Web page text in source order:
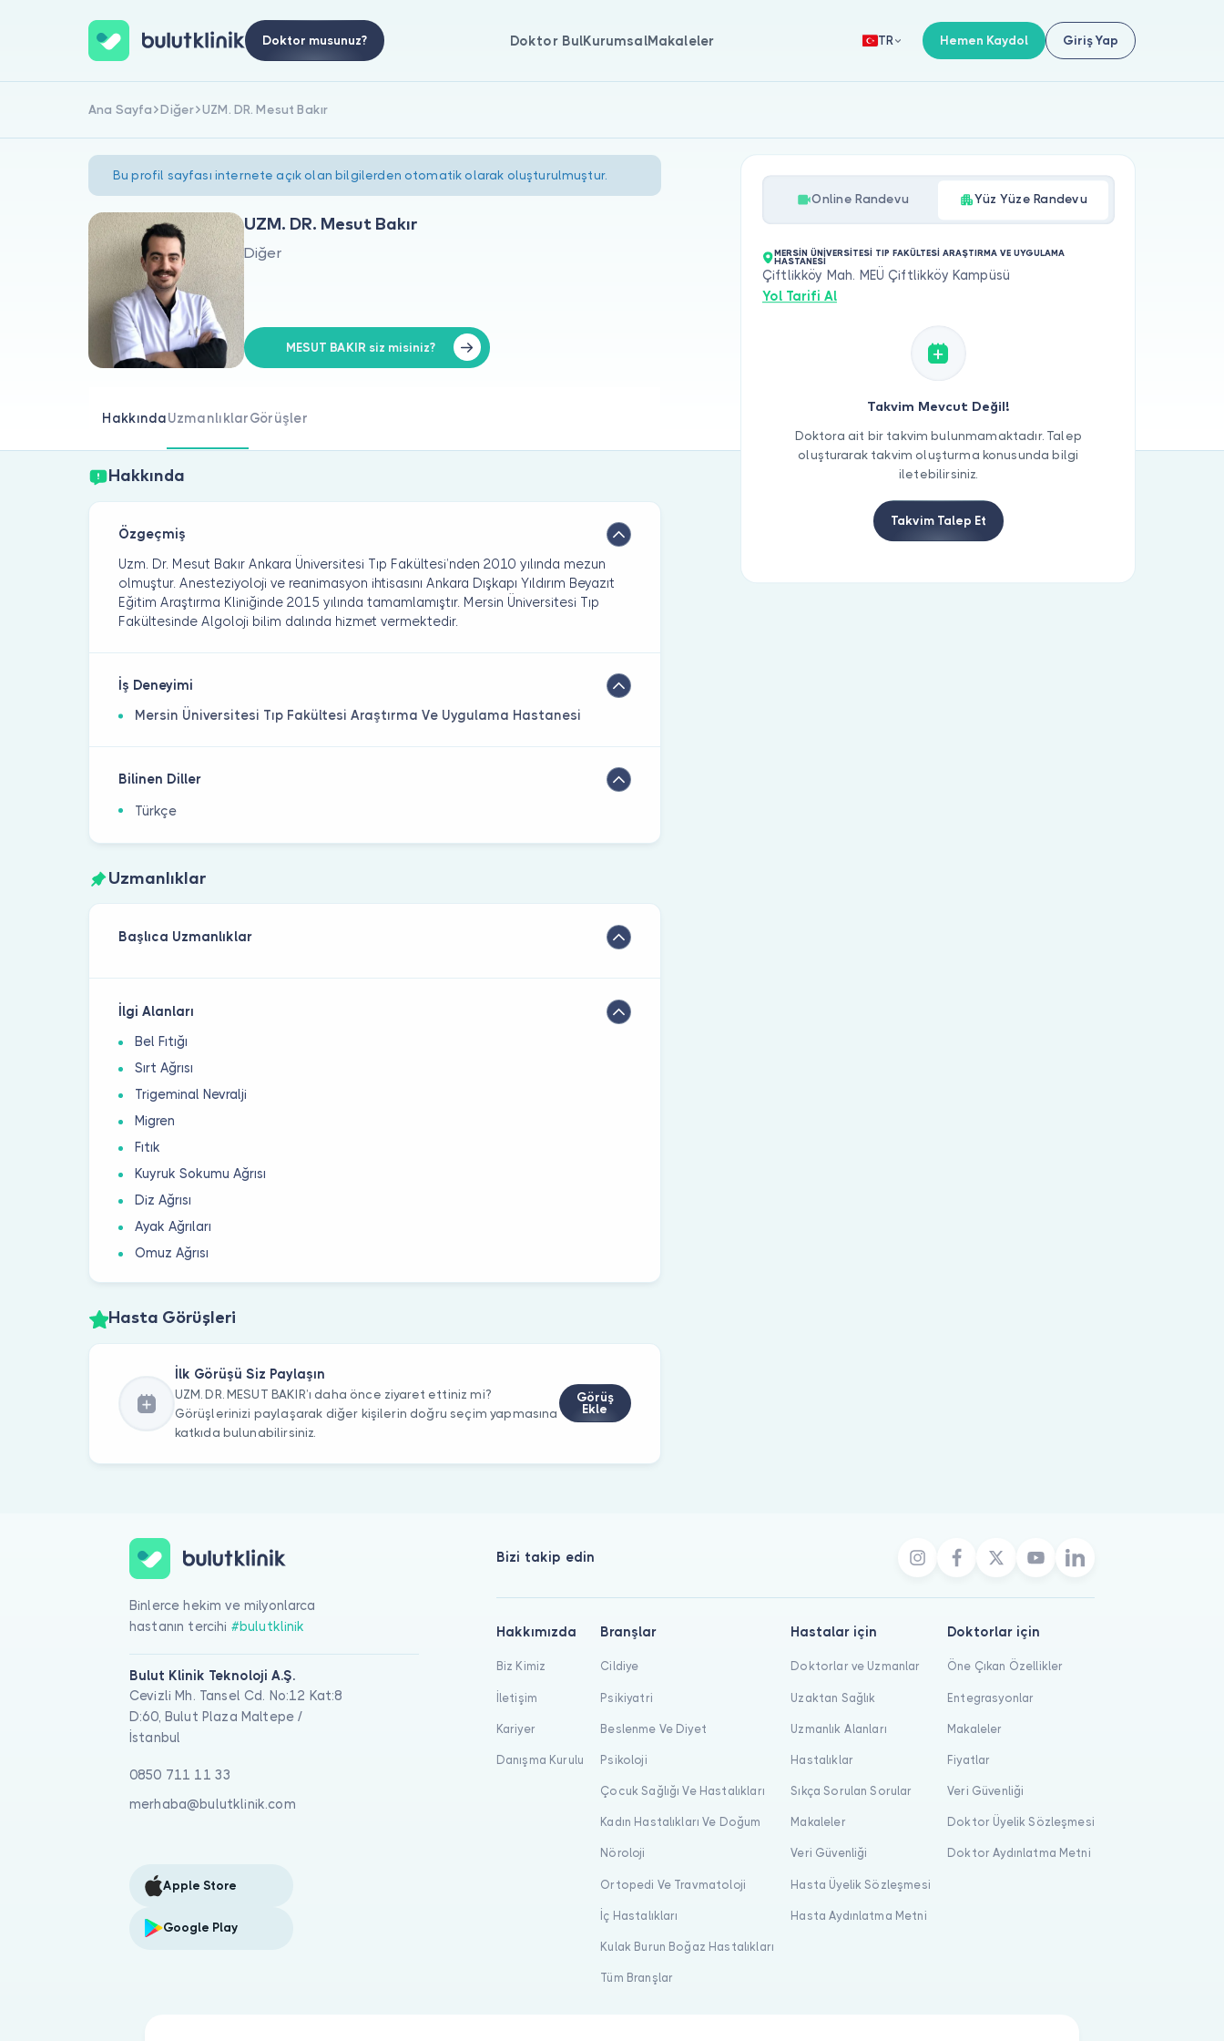
Doktor musunuz? Doktor BulKurumsalMakaleler TR Hemen Kaydol Giriş Yap
Ana Sayfa Diğer UZM. DR. Mesut Bakır
Bu profil sayfası internete açık olan bilgilerden otomatik olarak oluşturulmuştur.
UZM. DR. Mesut Bakır
Diğer
MESUT BAKIR siz misiniz?
HakkındaUzmanlıklarGörüşler
Hakkında
Özgeçmiş
Uzm. Dr. Mesut Bakır Ankara Üniversitesi Tıp Fakültesi’nden 2010 yılında mezun
olmuştur. Anesteziyoloji ve reanimasyon ihtisasını Ankara Dışkapı Yıldırım Beyazıt
Eğitim Araştırma Kliniğinde 2015 yılında tamamlamıştır. Mersin Üniversitesi Tıp
Fakültesinde Algoloji bilim dalında hizmet vermektedir.
İş Deneyimi
Mersin Üniversitesi Tıp Fakültesi Araştırma Ve Uygulama Hastanesi
Bilinen Diller
Türkçe
Uzmanlıklar
Başlıca Uzmanlıklar
İlgi Alanları
Bel Fıtığı
Sırt Ağrısı
Trigeminal Nevralji
Migren
Fıtık
Kuyruk Sokumu Ağrısı
Diz Ağrısı
Ayak Ağrıları
Omuz Ağrısı
Hasta Görüşleri
İlk Görüşü Siz Paylaşın
UZM. DR. MESUT BAKIR’ı daha önce ziyaret ettiniz mi?
Görüşlerinizi paylaşarak diğer kişilerin doğru seçim yapmasına
katkıda bulunabilirsiniz.
Görüş
Ekle
Online Randevu Yüz Yüze Randevu
MERSİN ÜNİVERSİTESİ TIP FAKÜLTESİ ARAŞTIRMA VE UYGULAMA
HASTANESİ
Çiftlikköy Mah. MEÜ Çiftlikköy Kampüsü
Yol Tarifi Al
Takvim Mevcut Değil!
Doktora ait bir takvim bulunmamaktadır. Talep
oluşturarak takvim oluşturma konusunda bilgi
iletebilirsiniz.
Takvim Talep Et
Binlerce hekim ve milyonlarca
hastanın tercihi #bulutklinik
Bulut Klinik Teknoloji A.Ş.
Cevizli Mh. Tansel Cd. No:12 Kat:8
D:60, Bulut Plaza Maltepe /
İstanbul
0850 711 11 33
merhaba@bulutklinik.com
Apple Store
Google Play
Bizi takip edin
Hakkımızda
Biz Kimiz
İletişim
Kariyer
Danışma Kurulu
Branşlar
Cildiye
Psikiyatri
Beslenme Ve Diyet
Psikoloji
Çocuk Sağlığı Ve Hastalıkları
Kadın Hastalıkları Ve Doğum
Nöroloji
Ortopedi Ve Travmatoloji
İç Hastalıkları
Kulak Burun Boğaz Hastalıkları
Tüm Branşlar
Hastalar için
Doktorlar ve Uzmanlar
Uzaktan Sağlık
Uzmanlık Alanları
Hastalıklar
Sıkça Sorulan Sorular
Makaleler
Veri Güvenliği
Hasta Üyelik Sözleşmesi
Hasta Aydınlatma Metni
Doktorlar için
Öne Çıkan Özellikler
Entegrasyonlar
Makaleler
Fiyatlar
Veri Güvenliği
Doktor Üyelik Sözleşmesi
Doktor Aydınlatma Metni